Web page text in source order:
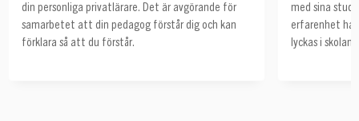
din personliga privatlärare. Det är avgörande för
samarbetet att din pedagog förstår dig och kan
förklara så att du förstår.
med sina
erfarenhet har
lyckas i skolan.